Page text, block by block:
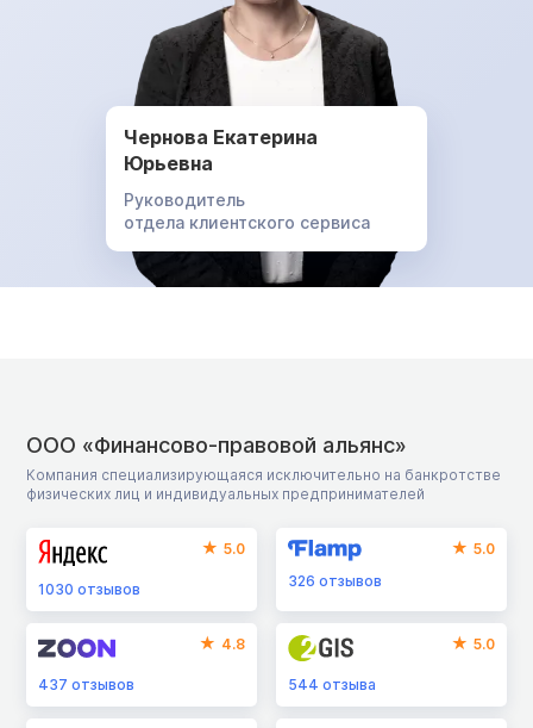
Чернова Екатерина
Юрьевна
Руководитель
отдела клиентского сервиса
ООО «Финансово-правовой альянс»
Компания специализирующаяся исключительно на банкротстве
физических лиц и индивидуальных предпринимателей
5.0
1030 отзывов
5.0
326отзывов
4.8
437 отзывов
5.0
544отзыва